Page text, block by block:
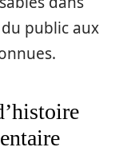
public aux